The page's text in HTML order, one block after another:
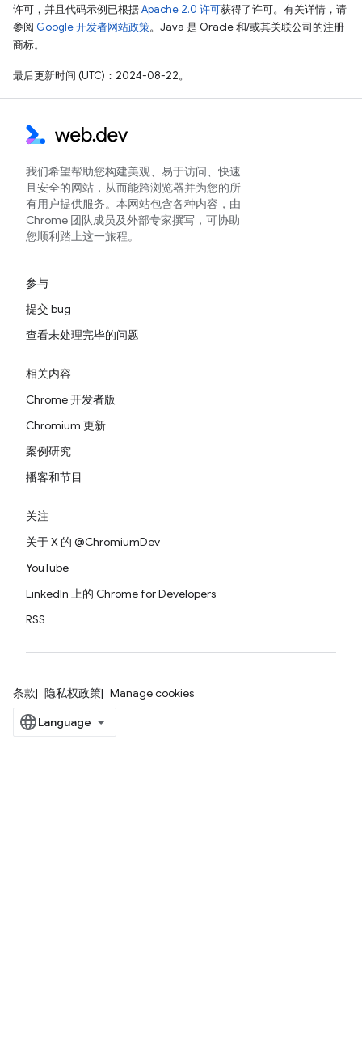
许可，并且代码示例已根据Apache 2.0 许可获得了许可。有关详情，请
参阅 Google 开发者网站政策。Java 是 Oracle 和/或其关联公司的注册
商标。
最后更新时间 (UTC)：2024-08-22。
我们希望帮助您构建美观、易于访问、快速
且安全的网站，从而能跨浏览器并为您的所
有用户提供服务。本网站包含各种内容，由
Chrome 团队成员及外部专家撰写，可协助
您顺利踏上这一旅程。
参与
提交 bug
查看未处理完毕的问题
相关内容
Chrome 开发者版
Chromium 更新
案例研究
播客和节目
关注
关于 X 的 @ChromiumDev
YouTube
LinkedIn 上的 Chrome for Developers
RSS
条款 隐私权政策 Manage cookies